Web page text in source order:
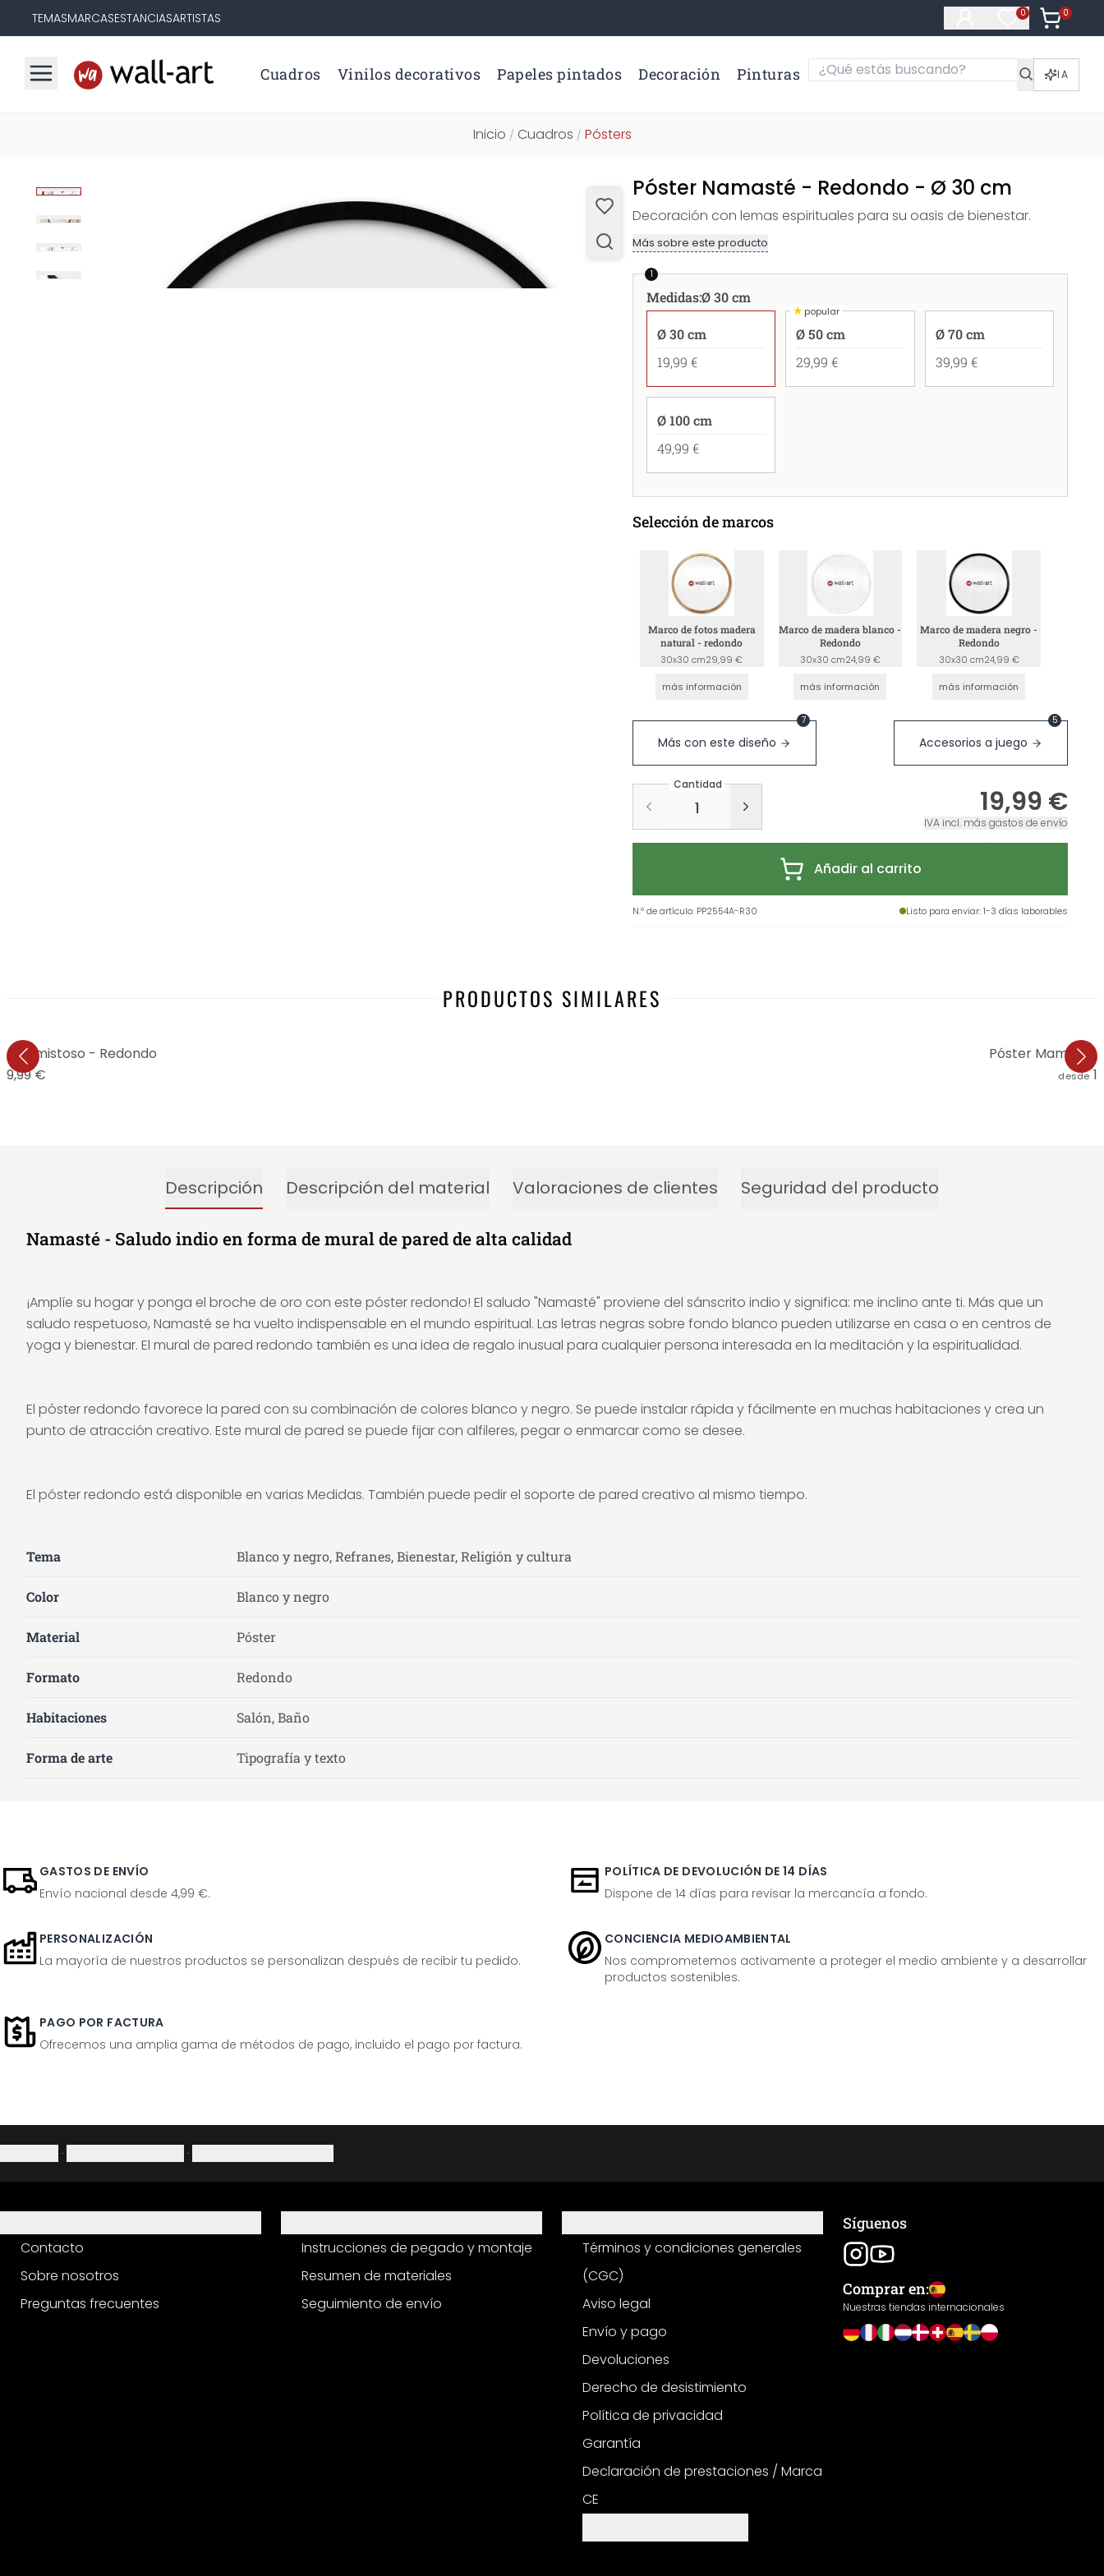
TEMASMARCASESTANCIASARTISTAS 0
Artículos en
0
Artículos
Cuadros Vinilos decorativos Papeles pintados Decoración Pinturas IA
Inicio / Cuadros / Pósters
Póster Namasté - Redondo - Ø 30 cm
Decoración con lemas espirituales para su oasis de bienestar.
Más sobre este producto
1
Medidas:Ø 30 cm
Ø 30 cm
19,99 €
★popular
Ø 50 cm
29,99 €
Ø 70 cm
39,99 €
Ø 100 cm
49,99 €
Selección de marcos
Marco de fotos madera
natural - redondo
30x30 cm29,99 €
más información
Marco de madera blanco -
Redondo
30x30 cm24,99 €
más información
Marco de madera negro -
Redondo
30x30 cm24,99 €
más información
Más con este diseño
7
Accesorios a juego
5
Cantidad
19,99 €
IVA incl. más gastos de envío
Añadir al carrito
N.º de artículo: PP2554A-R30 Listo para enviar: 1-3 días laborables
PRODUCTOS SIMILARES
amistoso - Redondo
19,99 €
Póster Mamá
desde
Descripción Descripción del material Valoraciones de clientes Seguridad del producto
Namasté - Saludo indio en forma de mural de pared de alta calidad
¡Amplíe su hogar y ponga el broche de oro con este póster redondo! El saludo "Namasté" proviene del sánscrito indio y significa: me inclino ante ti. Más que un
saludo respetuoso, Namasté se ha vuelto indispensable en el mundo espiritual. Las letras negras sobre fondo blanco pueden utilizarse en casa o en centros de
yoga y bienestar. El mural de pared redondo también es una idea de regalo inusual para cualquier persona interesada en la meditación y la espiritualidad.
El póster redondo favorece la pared con su combinación de colores blanco y negro. Se puede instalar rápida y fácilmente en muchas habitaciones y crea un
punto de atracción creativo. Este mural de pared se puede fijar con alfileres, pegar o enmarcar como se desee.
El póster redondo está disponible en varias Medidas. También puede pedir el soporte de pared creativo al mismo tiempo.
Tema Blanco y negro, Refranes, Bienestar, Religión y cultura
Color Blanco y negro
Material Póster
Formato Redondo
Habitaciones Salón, Baño
Forma de arte Tipografía y texto
GASTOS DE ENVÍO
Envío nacional desde 4,99 €.
POLÍTICA DE DEVOLUCIÓN DE 14 DÍAS
Dispone de 14 días para revisar la mercancía a fondo.
PERSONALIZACIÓN
La mayoría de nuestros productos se personalizan después de recibir tu pedido.
CONCIENCIA MEDIOAMBIENTAL
Nos comprometemos activamente a proteger el medio ambiente y a desarrollar
productos sostenibles.
PAGO POR FACTURA
Ofrecemos una amplia gama de métodos de pago, incluido el pago por factura.
· ·
Contacto
Sobre nosotros
Preguntas frecuentes
Instrucciones de pegado y montaje
Resumen de materiales
Seguimiento de envío
Términos y condiciones generales
(CGC)
Aviso legal
Envío y pago
Devoluciones
Derecho de desistimiento
Política de privacidad
Garantía
Declaración de prestaciones / Marca
CE
Síguenos
Comprar en:
Nuestras tiendas internacionales